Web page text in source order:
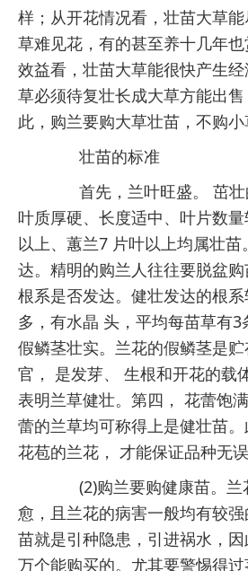
样；从开花情况看，壮苗大草
草难见花，有的甚至养十几年
效益看，壮苗大草能很快产生
草必须待复壮长成大草方能出
此，购兰要购大草壮苗 ，不购小
壮苗的标准
首先，兰叶旺盛。 茁壮
叶质厚硬、长度适中、叶片数
以上、蕙兰7 片叶以上均属壮
达。精明的购兰人往往要脱盆
根系是否发达。健壮发达的根
多，有水晶 头 ，平均每苗草有
假鳞茎壮实。兰花的假鳞茎是
官， 是发芽、 生根和开花的载
表明兰草健壮。第四， 花蕾饱
蕾的兰草均可称得上是健壮苗
花苞的兰花， 才能保证品种无误
(2)购兰要购健康苗。
愈，且兰花的病害一般均有较
苗就是引种隐患，引进祸水，
万个能购买的。尤其要警惕得